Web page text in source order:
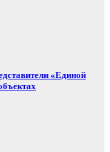
«Единой